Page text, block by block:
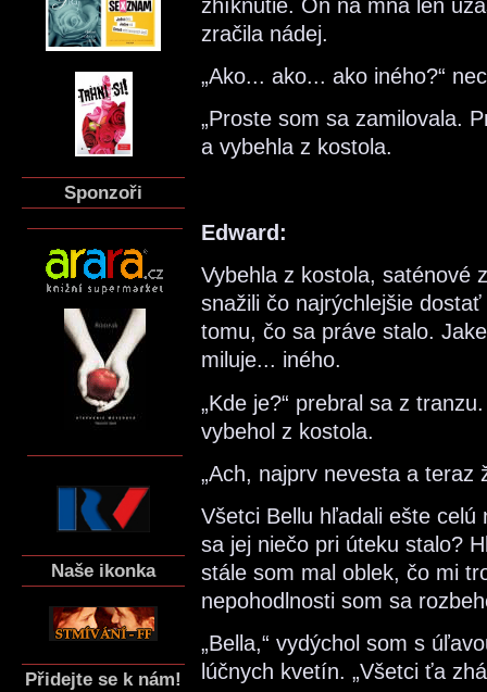
Sponzoři
Naše ikonka
Přidejte se k nám!
zhíknutie. On na mňa len
zračila nádej.
„Ako... ako... ako iného?“
„Proste som sa zamilovala.
a vybehla z kostola.
Edward:
Vybehla z kostola, saténové
snažili čo najrýchlejšie
tomu, čo sa práve stalo.
miluje... iného.
„Kde je?“ prebral sa z
vybehol z kostola.
„Ach, najprv nevesta a teraz
Všetci Bellu hľadali ešte
sa jej niečo pri úteku stalo?
stále som mal oblek, čo mi
nepohodlnosti som sa
„Bella,“ vydýchol som s
lúčnych kvetín. „Všetci ťa